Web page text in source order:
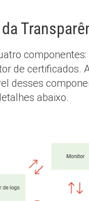
de certificados.
desses
abaixo.